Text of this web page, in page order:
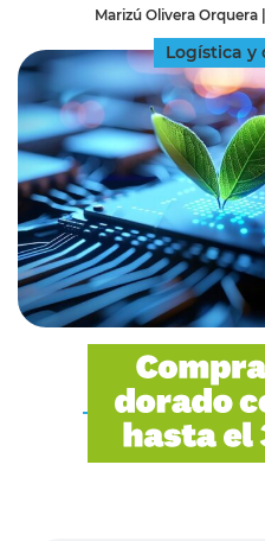
Marizú Olivera Orquera|
Logística y